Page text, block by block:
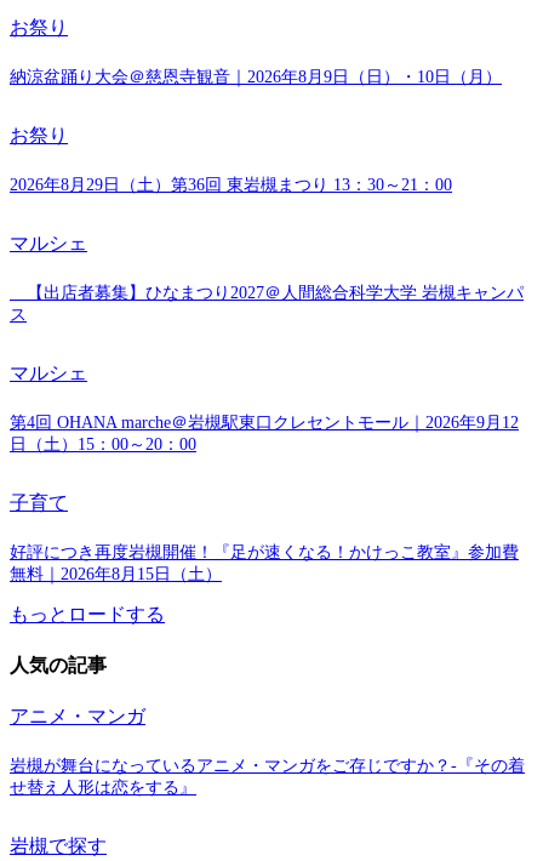
お祭り
納涼盆踊り大会＠慈恩寺観音｜2026年8月9日（日）・10日（月）
お祭り
2026年8月29日（土）第36回 東岩槻まつり 13：30～21：00
マルシェ
【出店者募集】ひなまつり2027＠人間総合科学大学 岩槻キャンパ
ス
マルシェ
第4回 OHANA marche＠岩槻駅東口クレセントモール｜2026年9月12
日（土）15：00～20：00
子育て
好評につき再度岩槻開催！『足が速くなる！かけっこ教室』参加費
無料｜2026年8月15日（土）
もっとロードする
人気の記事
アニメ・マンガ
岩槻が舞台になっているアニメ・マンガをご存じですか？-『その着
せ替え人形は恋をする』
岩槻で探す